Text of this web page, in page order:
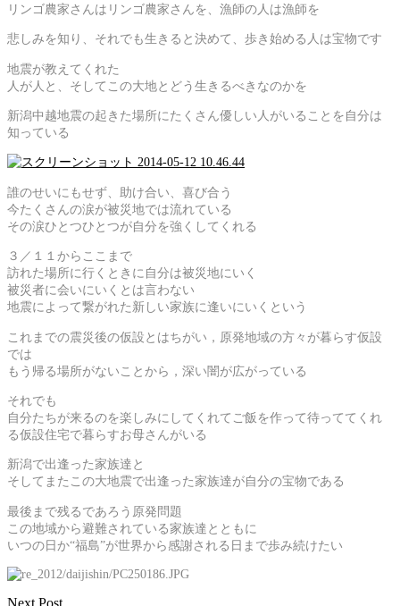
リンゴ農家さんはリンゴ農家さんを、漁師の人は漁師を
悲しみを知り、それでも生きると決めて、歩き始める人は宝物です
地震が教えてくれた
人が人と、そしてこの大地とどう生きるべきなのかを
新潟中越地震の起きた場所にたくさん優しい人がいることを自分は
知っている
誰のせいにもせず、助け合い、喜び合う
今たくさんの涙が被災地では流れている
その涙ひとつひとつが自分を強くしてくれる
３／１１からここまで
訪れた場所に行くときに自分は被災地にいく
被災者に会いにいくとは言わない
地震によって繋がれた新しい家族に逢いにいくという
これまでの震災後の仮設とはちがい，原発地域の方々が暮らす仮設
では
もう帰る場所がないことから，深い闇が広がっている
それでも
自分たちが来るのを楽しみにしてくれてご飯を作って待っててくれ
る仮設住宅で暮らすお母さんがいる
新潟で出逢った家族達と
そしてまたこの大地震で出逢った家族達が自分の宝物である
最後まで残るであろう原発問題
この地域から避難されている家族達とともに
いつの日か“福島”が世界から感謝される日まで歩み続けたい
Next Post